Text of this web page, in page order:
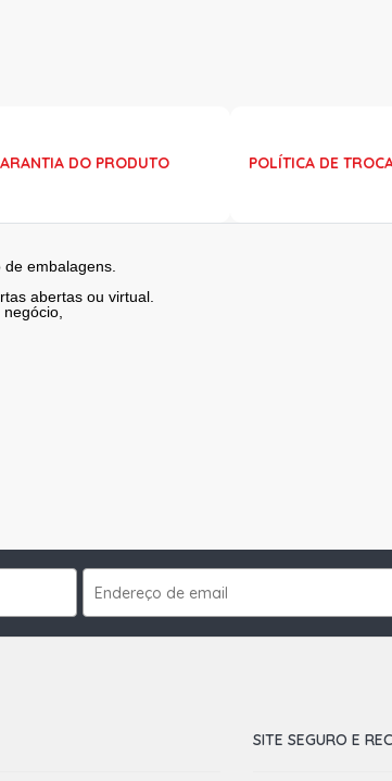
DO PRODUTO POLÍTICA DE
embalagens.
abertas ou virtual.
SITE SEGURO E